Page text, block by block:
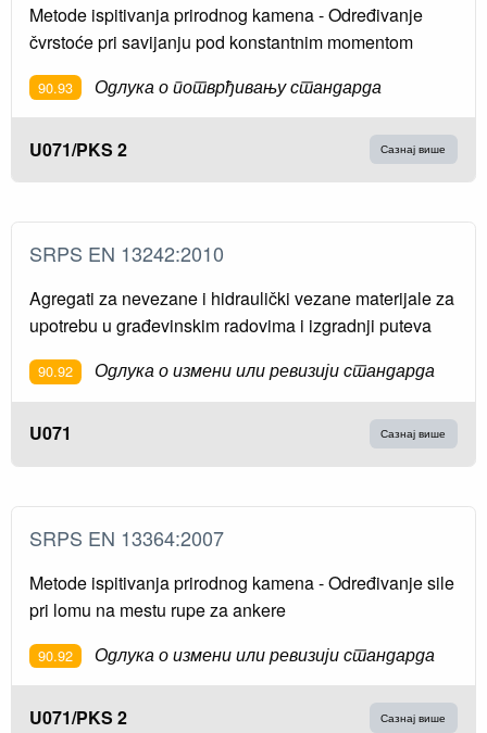
Metode ispitivanja prirodnog kamena - Određivanje
čvrstoće pri savijanju pod konstantnim momentom
90.93 Одлука о потврђивању стандарда
U071/PKS 2 Сазнај више
SRPS EN 13242:2010
Agregati za nevezane i hidraulički vezane materijale za
upotrebu u građevinskim radovima i izgradnji puteva
90.92 Одлука о измени или ревизији стандарда
U071 Сазнај више
SRPS EN 13364:2007
Metode ispitivanja prirodnog kamena - Određivanje sile
pri lomu na mestu rupe za ankere
90.92 Одлука о измени или ревизији стандарда
U071/PKS 2 Сазнај више